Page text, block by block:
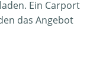
Ein Carport
das Angebot